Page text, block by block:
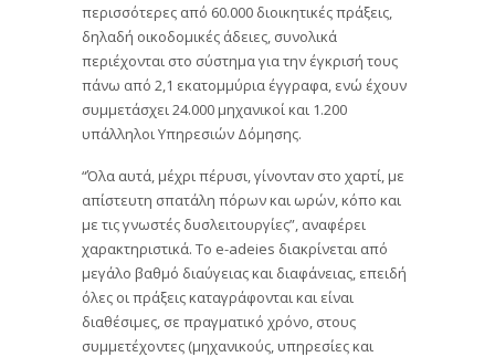
περισσότερες από 60.000 διοικητικές πράξεις,
δηλαδή οικοδομικές άδειες, συνολικά
περιέχονται στο σύστημα για την έγκρισή τους
πάνω από 2,1 εκατομμύρια έγγραφα, ενώ έχουν
συμμετάσχει 24.000 μηχανικοί και 1.200
υπάλληλοι Υπηρεσιών Δόμησης.
“Όλα αυτά, μέχρι πέρυσι, γίνονταν στο χαρτί, με
απίστευτη σπατάλη πόρων και ωρών, κόπο και
με τις γνωστές δυσλειτουργίες”, αναφέρει
χαρακτηριστικά. Το e-adeies διακρίνεται από
μεγάλο βαθμό διαύγειας και διαφάνειας, επειδή
όλες οι πράξεις καταγράφονται και είναι
διαθέσιμες, σε πραγματικό χρόνο, στους
συμμετέχοντες (μηχανικούς, υπηρεσίες και